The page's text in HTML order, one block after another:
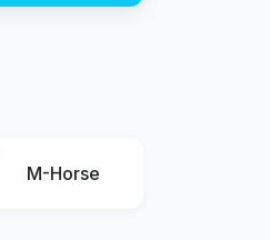
M-Horse